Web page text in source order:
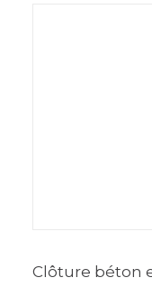
Clôture béton